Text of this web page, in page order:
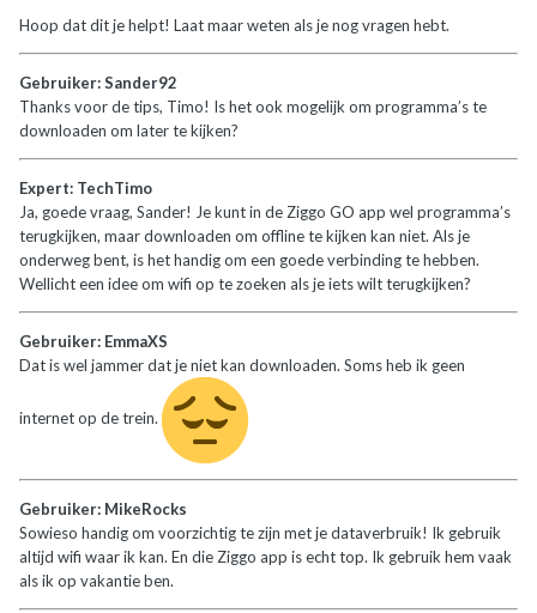
Hoop dat dit je helpt! Laat maar weten als je nog vragen hebt.
Gebruiker: Sander92
Thanks voor de tips, Timo! Is het ook mogelijk om programma’s te
downloaden om later te kijken?
Expert: TechTimo
Ja, goede vraag, Sander! Je kunt in de Ziggo GO app wel programma’s
terugkijken, maar downloaden om offline te kijken kan niet. Als je
onderweg bent, is het handig om een goede verbinding te hebben.
Wellicht een idee om wifi op te zoeken als je iets wilt terugkijken?
Gebruiker: EmmaXS
Dat is wel jammer dat je niet kan downloaden. Soms heb ik geen
internet op de trein.
Gebruiker: MikeRocks
Sowieso handig om voorzichtig te zijn met je dataverbruik! Ik gebruik
altijd wifi waar ik kan. En die Ziggo app is echt top. Ik gebruik hem vaak
als ik op vakantie ben.